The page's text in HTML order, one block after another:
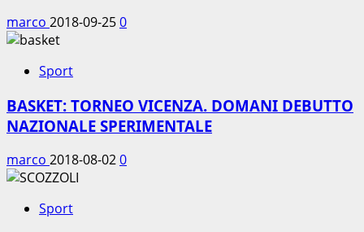
marco 2018-09-250
Sport
BASKET: TORNEO VICENZA. DOMANI DEBUTTO
NAZIONALE SPERIMENTALE
marco 2018-08-020
Sport